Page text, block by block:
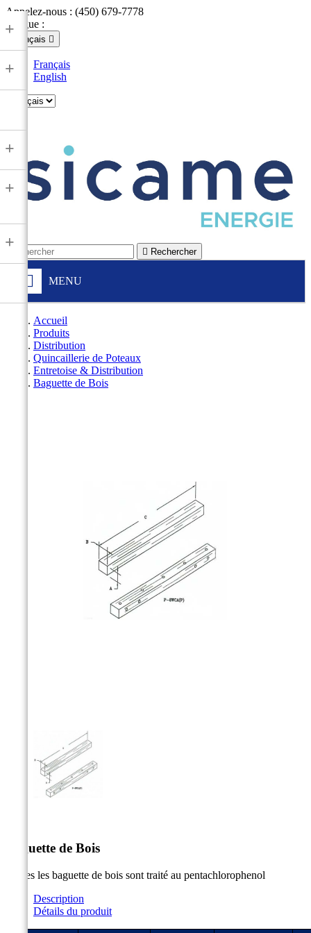
Appelez-nous : (450) 679-7778
Langue :
Français 
Français
English
 Rechercher
MENU
+
+
+
+
+
Accueil
Produits
Distribution
Quincaillerie de Poteaux
Entretoise & Distribution
Baguette de Bois
Baguette de Bois
Toutes les baguette de bois sont traité au pentachlorophenol
Description
Détails du produit